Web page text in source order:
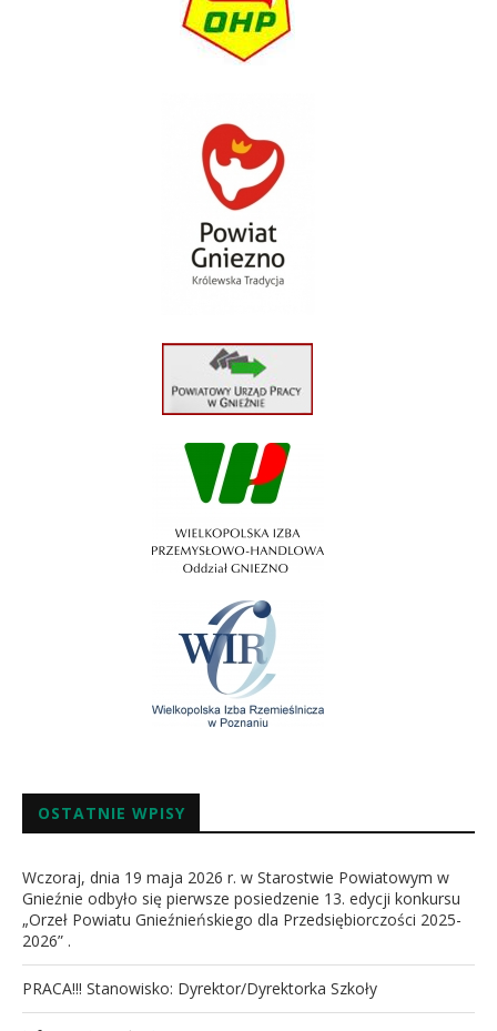
OSTATNIE WPISY
Wczoraj, dnia 19 maja 2026 r. w Starostwie Powiatowym w
Gnieźnie odbyło się pierwsze posiedzenie 13. edycji konkursu
„Orzeł Powiatu Gnieźnieńskiego dla Przedsiębiorczości 2025-
2026” .
PRACA!!! Stanowisko: Dyrektor/Dyrektorka Szkoły